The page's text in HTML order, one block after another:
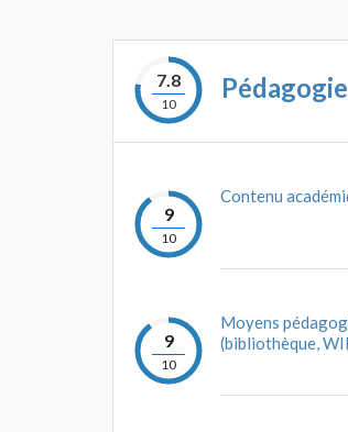
7.8
10
9
10
Contenu
9
10
Moyens
(bibliothèque,